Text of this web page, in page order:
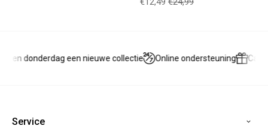
en donderdag een nieuwe collectie Online ondersteuning
Service